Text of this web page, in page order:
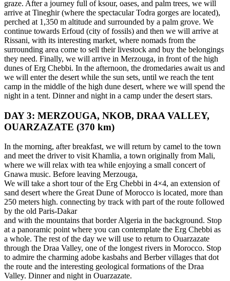
graze. After a journey full of ksour, oases, and palm trees, we will
arrive at Tineghir (where the spectacular Todra gorges are located),
perched at 1,350 m altitude and surrounded by a palm grove. We
continue towards Erfoud (city of fossils) and then we will arrive at
Rissani, with its interesting market, where nomads from the
surrounding area come to sell their livestock and buy the belongings
they need. Finally, we will arrive in Merzouga, in front of the high
dunes of Erg Chebbi. In the afternoon, the dromedaries await us and
we will enter the desert while the sun sets, until we reach the tent
camp in the middle of the high dune desert, where we will spend the
night in a tent. Dinner and night in a camp under the desert stars.
DAY 3: MERZOUGA, NKOB, DRAA VALLEY,
OUARZAZATE (370 km)
In the morning, after breakfast, we will return by camel to the town
and meet the driver to visit Khamlia, a town originally from Mali,
where we will relax with tea while enjoying a small concert of
Gnawa music. Before leaving Merzouga,
We will take a short tour of the Erg Chebbi in 4×4, an extension of
sand desert where the Great Dune of Morocco is located, more than
250 meters high. connecting by track with part of the route followed
by the old Paris-Dakar
and with the mountains that border Algeria in the background. Stop
at a panoramic point where you can contemplate the Erg Chebbi as
a whole. The rest of the day we will use to return to Ouarzazate
through the Draa Valley, one of the longest rivers in Morocco. Stop
to admire the charming adobe kasbahs and Berber villages that dot
the route and the interesting geological formations of the Draa
Valley. Dinner and night in Ouarzazate.